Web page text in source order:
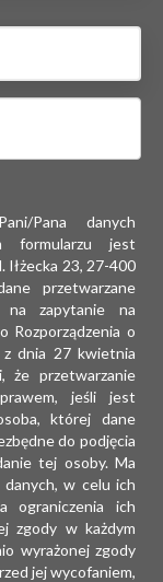
Pana danych
formularzu jest
Iłżecka 23, 27-400
przetwarzane
na zapytanie na
o
dnia 27 kwietnia
że przetwarzanie
jeśli jest
której dane
do podjęcia
tej osoby. Ma
w celu ich
ograniczenia ich
zgody w każdym
wyrażonej zgody
jej wycofaniem,